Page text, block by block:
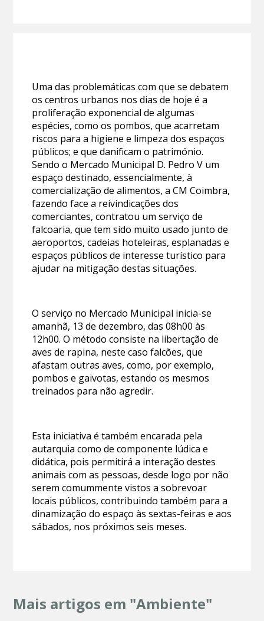
Uma das problemáticas com que se debatem
os centros urbanos nos dias de hoje é a
proliferação exponencial de algumas
espécies, como os pombos, que acarretam
riscos para a higiene e limpeza dos espaços
públicos; e que danificam o património.
Sendo o Mercado Municipal D. Pedro V um
espaço destinado, essencialmente, à
comercialização de alimentos, a CM Coimbra,
fazendo face a reivindicações dos
comerciantes, contratou um serviço de
falcoaria, que tem sido muito usado junto de
aeroportos, cadeias hoteleiras, esplanadas e
espaços públicos de interesse turístico para
ajudar na mitigação destas situações.
O serviço no Mercado Municipal inicia-se
amanhã, 13 de dezembro, das 08h00 às
12h00. O método consiste na libertação de
aves de rapina, neste caso falcões, que
afastam outras aves, como, por exemplo,
pombos e gaivotas, estando os mesmos
treinados para não agredir.
Esta iniciativa é também encarada pela
autarquia como de componente lúdica e
didática, pois permitirá a interação destes
animais com as pessoas, desde logo por não
serem comummente vistos a sobrevoar
locais públicos, contribuindo também para a
dinamização do espaço às sextas-feiras e aos
sábados, nos próximos seis meses.
Mais artigos em "Ambiente"